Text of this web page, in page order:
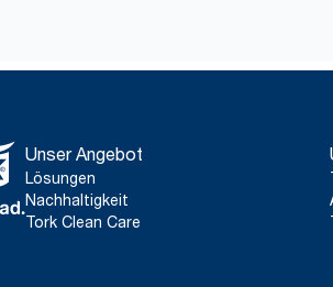
Unser Angebot
Lösungen
Nachhaltigkeit
Tork Clean Care